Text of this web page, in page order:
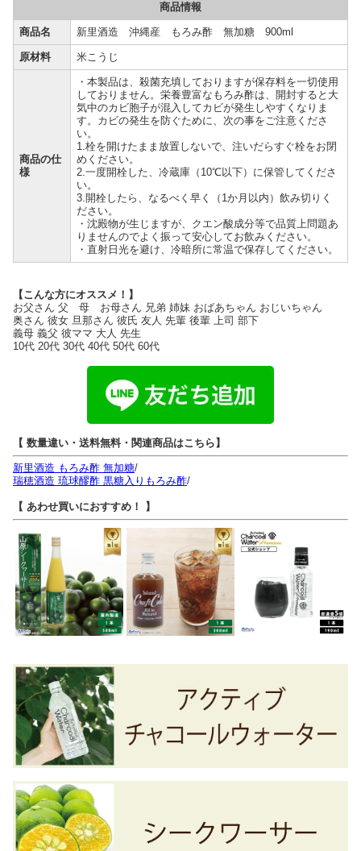
商品情報
商品名 新里酒造 沖縄産 もろみ酢 無加糖 900ml
原材料 米こうじ
商品の仕
様
・本製品は、殺菌充填しておりますが保存料を一切使用
しておりません。栄養豊富なもろみ酢は、開封すると大
気中のカビ胞子が混入してカビが発生しやすくなりま
す。カビの発生を防ぐために、次の事をご注意くださ
い。
1.栓を開けたまま放置しないで、注いだらすぐ栓をお閉
めください。
2.一度開栓した、冷蔵庫（10℃以下）に保管してくださ
い。
3.開栓したら、なるべく早く（1か月以内）飲み切りく
ださい。
・沈殿物が生じますが、クエン酸成分等で品質上問題あ
りませんのでよく振って安心してお飲みください。
・直射日光を避け、冷暗所に常温で保存してください。
【こんな方にオススメ！】
お父さん 父 母 お母さん 兄弟 姉妹 おばあちゃん おじいちゃん
奥さん 彼女 旦那さん 彼氏 友人 先輩 後輩 上司 部下
義母 義父 彼ママ 大人 先生
10代 20代 30代 40代 50代 60代
【 数量違い・送料無料・関連商品はこちら】
新里酒造 もろみ酢 無加糖/
瑞穂酒造 琉球醪酢 黒糖入りもろみ酢/
【 あわせ買いにおすすめ！ 】